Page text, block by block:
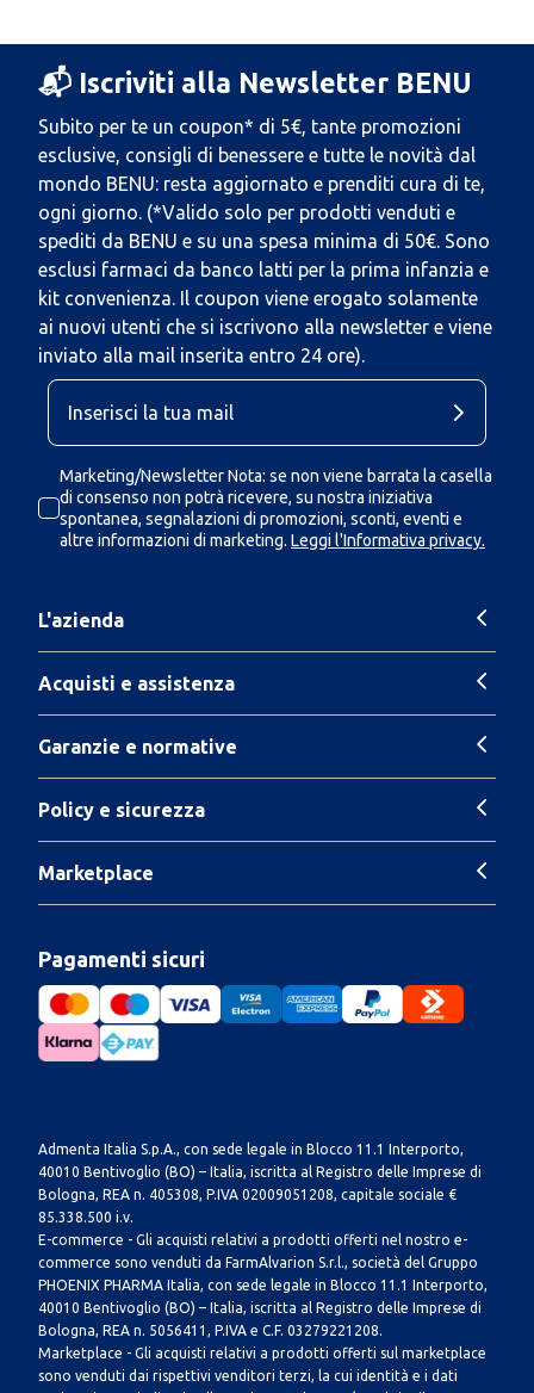
📬 Iscriviti alla Newsletter BENU
Subito per te un coupon* di 5€, tante promozioni
esclusive, consigli di benessere e tutte le novità dal
mondo BENU: resta aggiornato e prenditi cura di te,
ogni giorno. (*Valido solo per prodotti venduti e
spediti da BENU e su una spesa minima di 50€. Sono
esclusi farmaci da banco latti per la prima infanzia e
kit convenienza. Il coupon viene erogato solamente
ai nuovi utenti che si iscrivono alla newsletter e viene
inviato alla mail inserita entro 24 ore).
Marketing/Newsletter Nota: se non viene barrata la casella
di consenso non potrà ricevere, su nostra iniziativa
spontanea, segnalazioni di promozioni, sconti, eventi e
altre informazioni di marketing. Leggi l'Informativa privacy.
L'azienda
Acquisti e assistenza
Garanzie e normative
Policy e sicurezza
Marketplace
Pagamenti sicuri
Admenta Italia S.p.A., con sede legale in Blocco 11.1 Interporto,
40010 Bentivoglio (BO) – Italia, iscritta al Registro delle Imprese di
Bologna, REA n. 405308, P.IVA 02009051208, capitale sociale €
85.338.500 i.v.
E-commerce - Gli acquisti relativi a prodotti offerti nel nostro e-
commerce sono venduti da FarmAlvarion S.r.l., società del Gruppo
PHOENIX PHARMA Italia, con sede legale in Blocco 11.1 Interporto,
40010 Bentivoglio (BO) – Italia, iscritta al Registro delle Imprese di
Bologna, REA n. 5056411, P.IVA e C.F. 03279221208.
Marketplace - Gli acquisti relativi a prodotti offerti sul marketplace
sono venduti dai rispettivi venditori terzi, la cui identità e i dati